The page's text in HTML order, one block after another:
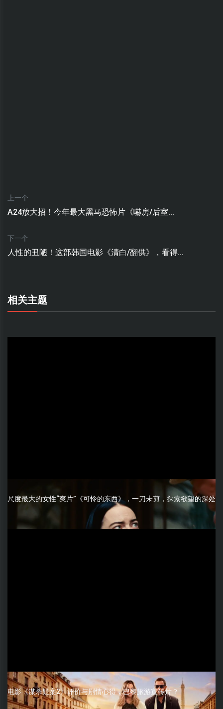
上一个
A24放大招！今年最大黑马恐怖片《嚇房/后室...
下一个
人性的丑陋！这部韩国电影《清白/翻供》，看得...
相关主题
尺度最大的女性“爽片”《可怜的东西》，一刀未剪，探索欲望的深处
电影《谋杀疑案2》评价与剧情心得，巴黎旅游宣传片？